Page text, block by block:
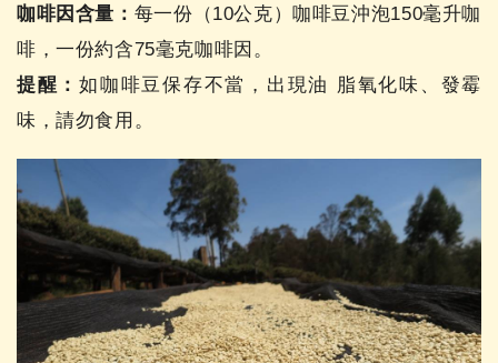
咖啡因含量： 每一份（10公克）咖啡豆沖泡150毫升咖
啡，一份約含75毫克咖啡因。
提醒：如咖啡豆保存不當，出現油 脂氧化味、發霉
味，請勿食用。